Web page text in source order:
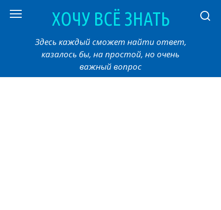
ХОЧУ ВСЁ ЗНАТЬ
Здесь каждый сможет найти ответ,
казалось бы, на простой, но очень
важный вопрос